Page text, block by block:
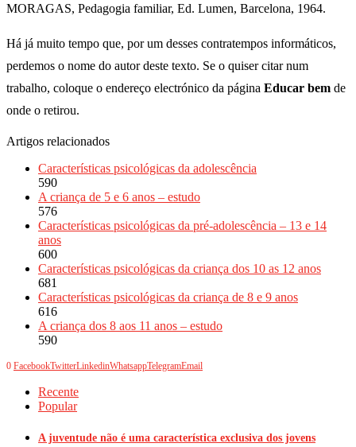
MORAGAS, Pedagogia familiar, Ed. Lumen, Barcelona, 1964.
Há já muito tempo que, por um desses contratempos informáticos,
perdemos o nome do autor deste texto. Se o quiser citar num
trabalho, coloque o endereço electrónico da página Educar bem de
onde o retirou.
Artigos relacionados
Características psicológicas da adolescência
590
A criança de 5 e 6 anos – estudo
576
Características psicológicas da pré-adolescência – 13 e 14
anos
600
Características psicológicas da criança dos 10 as 12 anos
681
Características psicológicas da criança de 8 e 9 anos
616
A criança dos 8 aos 11 anos – estudo
590
0 FacebookTwitterLinkedinWhatsappTelegramEmail
Recente
Popular
A juventude não é uma característica exclusiva dos jovens